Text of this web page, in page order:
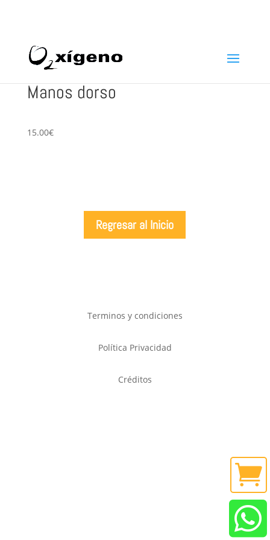
Manos dorso
15.00€
Regresar al Inicio


Terminos y condiciones
Política Privacidad
Créditos